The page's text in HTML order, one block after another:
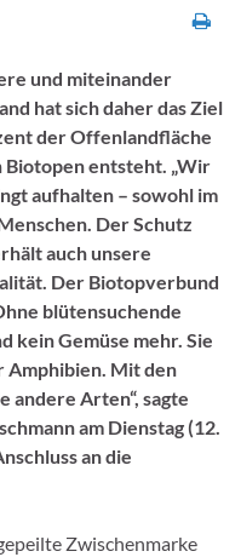
und miteinander
hat sich daher das Ziel
der Offenlandfläche
Biotopen entsteht. „Wir
aufhalten – sowohl im
Der Schutz
auch unsere
Der Biotopverbund
blütensuchende
kein Gemüse mehr. Sie
Amphibien. Mit den
andere Arten“, sagte
am Dienstag (12.
an die
Zwischenmarke